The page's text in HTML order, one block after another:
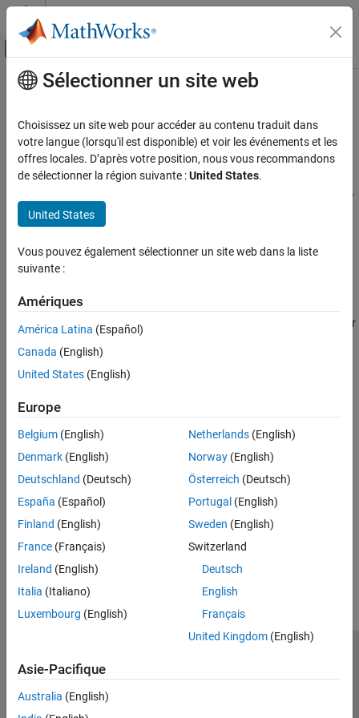
Passer au contenu
Activer/désactiver l'affichage du menu
Accueil de la documentation
Catégorie
Mathématiques élémentaires
Algèbre linéaire
Génération de nombres aléatoires
Optimisation
Analyse et filtrage de Fourier
Matrices creuses
Algorithmes de graphes et de réseaux
Géométrie algorithmique
Recherche spatiale
Régions englobantes
Quantum Computing
Contenu principal
Géométrie algorithmique
Triangulation, régions englobantes, diagrammes de Voronoï,
polygones
MATLAB®propose des fonctions et des objets de géométrie
algorithmique pour représenter et utiliser des géométries 2D et 3D.
Vous pouvez créer et analyser des triangulations, des régions
englobantes, des schémas géométriques et des formes
Catégories
Triangulations
Représenter des triangulations, y compris de Delaunay, et interagir
Recherche spatiale
Effectuer des recherches par triangulation
Calculer l’enveloppe convexe, la forme alpha ou les limites autour
des points
Diagrammes de Voronoï
Calculer et tracer des diagrammes de Voronoï
Formes polygonales
How useful was this information?
Sélectionner un site web
Choisissez un site web pour accéder au contenu traduit dans
votre langue (lorsqu'il est disponible) et voir les événements et les
offres locales. D’après votre position, nous vous recommandons
de sélectionner la région suivante :United States.
United States
Vous pouvez également sélectionner un site web dans la liste
suivante :
Amériques
América Latina (Español)
Canada (English)
United States (English)
Europe
Belgium (English)
Denmark (English)
Deutschland (Deutsch)
España (Español)
Finland (English)
France (Français)
Ireland (English)
Italia (Italiano)
Luxembourg (English)
Netherlands(English)
Norway(English)
Österreich (Deutsch)
Portugal (English)
Sweden (English)
Switzerland
Deutsch
English
Français
United Kingdom(English)
Asie-Pacifique
Australia (English)
Lutte anti-piratage
Statut des applications
Contacts locaux
© 1994-2026 The MathWorks, Inc.